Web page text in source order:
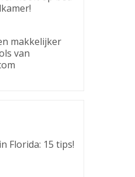
makkelijker
van
Florida: 15 tips!